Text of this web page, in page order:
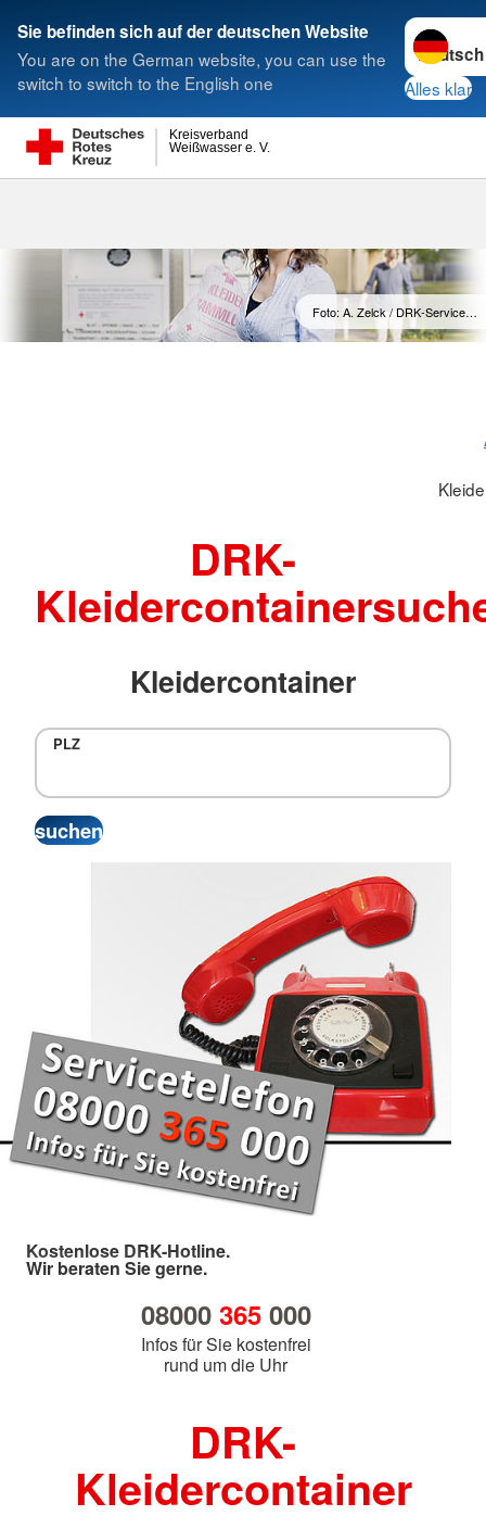
Sie befinden sich auf der deutschen Website
You are on the German website, you can use the
switch to switch to the English one
Sprache
Alles klar
Weißwasser e. V.
Kreisverband
Suche
Foto: A. Zelck / DRK-Service…
DRK-
Kleidercontainer
PLZ
Kostenlose DRK-Hotline.
Wir beraten Sie gerne.
08000 365000
Infos für Sie kostenfrei
rund um die Uhr
DRK-
Kleidercontainer